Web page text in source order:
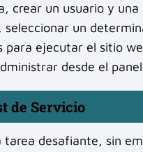
crear un usuario y
un
para ejecutar el sitio
desde el
de Servicio
tarea desafiante, sin